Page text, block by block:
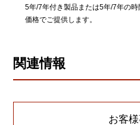
5年/7年付き製品または5年/7年の
価格でご提供します。
関連情報
お客様